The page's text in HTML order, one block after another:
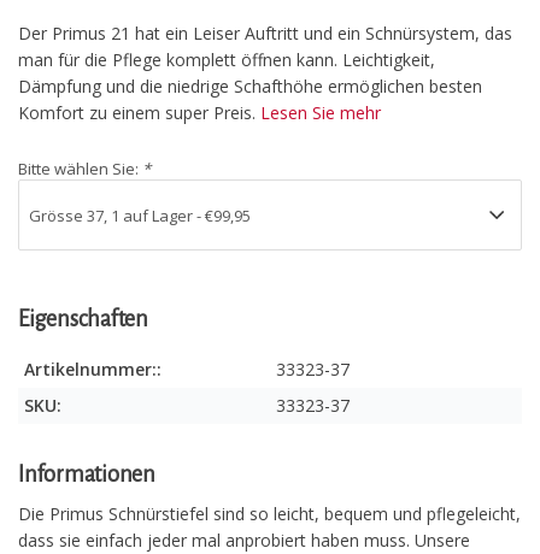
Der Primus 21 hat ein Leiser Auftritt und ein Schnürsystem, das
man für die Pflege komplett öffnen kann. Leichtigkeit,
Dämpfung und die niedrige Schafthöhe ermöglichen besten
Komfort zu einem super Preis. Lesen Sie mehr
Bitte wählen Sie: *
Eigenschaften
Artikelnummer::
33323-37
SKU:
33323-37
Informationen
Die Primus Schnürstiefel sind so leicht, bequem und pflegeleicht,
dass sie einfach jeder mal anprobiert haben muss. Unsere